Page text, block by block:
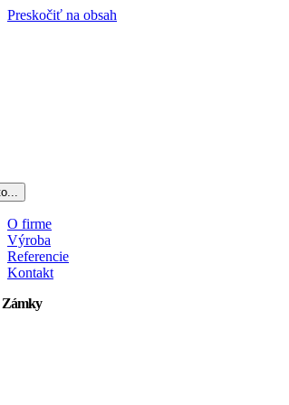
Preskočiť na obsah
O firme
Výroba
Referencie
Kontakt
Zámky